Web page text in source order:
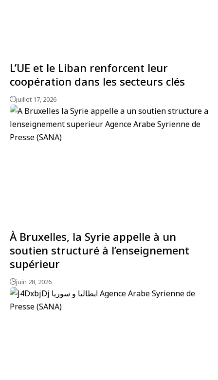
L’UE et le Liban renforcent leur
coopération dans les secteurs clés
juillet 17, 2026
À Bruxelles, la Syrie appelle à un
soutien structuré à l’enseignement
supérieur
juin 28, 2026